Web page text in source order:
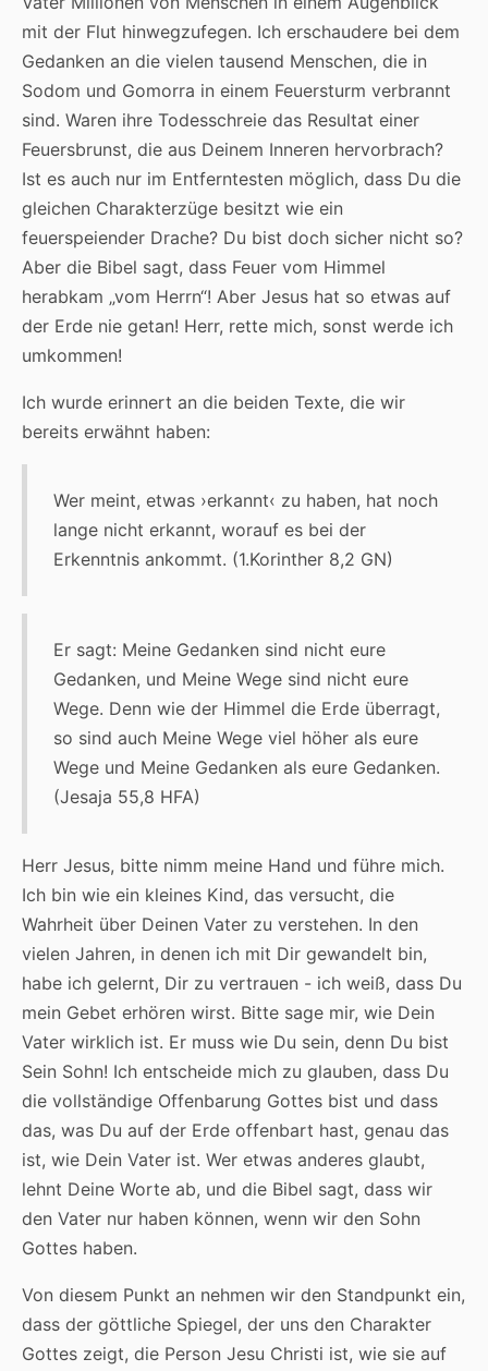
mit der Flut hinwegzufegen. Ich erschaudere bei dem
Gedanken an die vielen tausend Menschen, die in
Sodom und Gomorra in einem Feuersturm verbrannt
sind. Waren ihre Todesschreie das Resultat einer
Feuersbrunst, die aus Deinem Inneren hervorbrach?
Ist es auch nur im Entferntesten möglich, dass Du die
gleichen Charakterzüge besitzt wie ein
feuerspeiender Drache? Du bist doch sicher nicht so?
Aber die Bibel sagt, dass Feuer vom Himmel
herabkam „vom Herrn“! Aber Jesus hat so etwas auf
der Erde nie getan! Herr, rette mich, sonst werde ich
umkommen!
Ich wurde erinnert an die beiden Texte, die wir
bereits erwähnt haben:
Wer meint, etwas ›erkannt‹ zu haben, hat noch
lange nicht erkannt, worauf es bei der
Erkenntnis ankommt. (1.Korinther 8,2 GN)
Er sagt: Meine Gedanken sind nicht eure
Gedanken, und Meine Wege sind nicht eure
Wege. Denn wie der Himmel die Erde überragt,
so sind auch Meine Wege viel höher als eure
Wege und Meine Gedanken als eure Gedanken.
(Jesaja 55,8 HFA)
Herr Jesus, bitte nimm meine Hand und führe mich.
Ich bin wie ein kleines Kind, das versucht, die
Wahrheit über Deinen Vater zu verstehen. In den
vielen Jahren, in denen ich mit Dir gewandelt bin,
habe ich gelernt, Dir zu vertrauen - ich weiß, dass Du
mein Gebet erhören wirst. Bitte sage mir, wie Dein
Vater wirklich ist. Er muss wie Du sein, denn Du bist
Sein Sohn! Ich entscheide mich zu glauben, dass Du
die vollständige Offenbarung Gottes bist und dass
das, was Du auf der Erde offenbart hast, genau das
ist, wie Dein Vater ist. Wer etwas anderes glaubt,
lehnt Deine Worte ab, und die Bibel sagt, dass wir
den Vater nur haben können, wenn wir den Sohn
Gottes haben.
Von diesem Punkt an nehmen wir den Standpunkt ein,
dass der göttliche Spiegel, der uns den Charakter
Gottes zeigt, die Person Jesu Christi ist, wie sie auf